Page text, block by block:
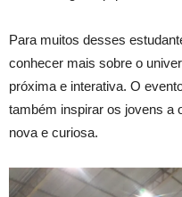
Para muitos desses
conhecer mais sobre o
próxima e interativa. O
também inspirar os jovens a
nova e curiosa.